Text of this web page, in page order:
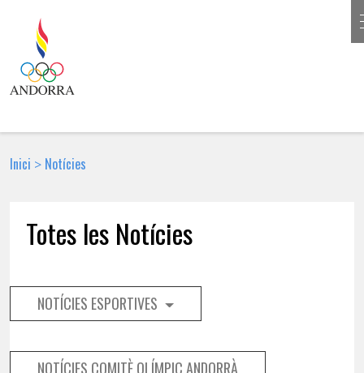
Inici > Notícies
Totes les Notícies
NOTÍCIES ESPORTIVES
NOTÍCIES COMITÈ OLÍMPIC ANDORRÀ